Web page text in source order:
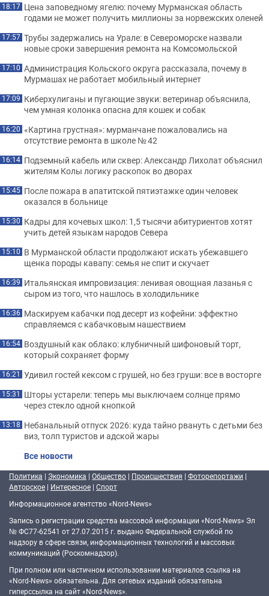
18:17 Цена заповедному ягелю: почему Мурманская область
годами не может получить миллионы за норвежских оленей
17:57 Трубы задержались на Урале: в Североморске назвали
новые сроки завершения ремонта на Комсомольской
17:10 Администрация Кольского округа рассказала, почему в
Мурмашах не работает мобильный интернет
17:09 Киберхулиганы и пугающие звуки: ветеринар объяснила,
чем умная колонка опасна для кошек и собак
16:20 «Картина грустная»: мурманчане пожаловались на
отсутствие ремонта в школе № 42
16:14 Подземный кабель или сквер: Александр Лихолат объяснил
жителям Колы логику раскопок во дворах
15:45 После пожара в апатитской пятиэтажке один человек
оказался в больнице
15:30 Кадры для кочевых школ: 1,5 тысячи абитуриентов хотят
учить детей языкам народов Севера
15:10 В Мурманской области продолжают искать убежавшего
щенка породы кавапу: семья не спит и скучает
16:39 Итальянская импровизация: ленивая овощная лазанья с
сыром из того, что нашлось в холодильнике
16:36 Маскируем кабачки под десерт из кофейни: эффектно
справляемся с кабачковым нашествием
16:54 Воздушный как облако: клубничный шифоновый торт,
который сохраняет форму
16:21 Удивил гостей кексом с грушей, но без груши: все в восторге
15:31 Шторы устарели: теперь мы выключаем солнце прямо
через стекло одной кнопкой
13:18 Небанальный отпуск 2026: куда тайно рвануть с детьми без
виз, толп туристов и адской жары
Все новости
Политика | Экономика | Общество | Происшествия | Фоторепортажи |
Авторское | Интересное | Спорт
Информационное агентство «Nord-News»
Запись о регистрации средства массовой информации «Nord-News» Эл
№ ФС77-62541 от 27.07.2015 г. выдано Федеральной службой по
надзору в сфере связи, информационных технологий и массовых
коммуникаций (Роскомнадзор).
При полном или частичном использовании материалов ссылка на
«Nord-News» обязательна. Для сетевых изданий обязательна
гиперссылка на сайт «Nord-News».